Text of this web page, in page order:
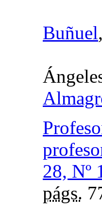
Buñuel,
28, Nº
págs.